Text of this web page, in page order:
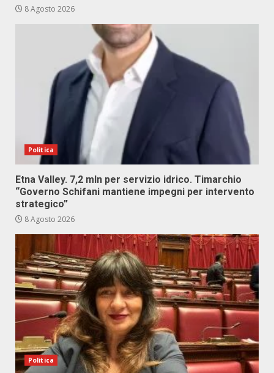
8 Agosto 2026
Politica
Etna Valley. 7,2 mln per servizio idrico. Timarchio
“Governo Schifani mantiene impegni per intervento
strategico”
8 Agosto 2026
Politica